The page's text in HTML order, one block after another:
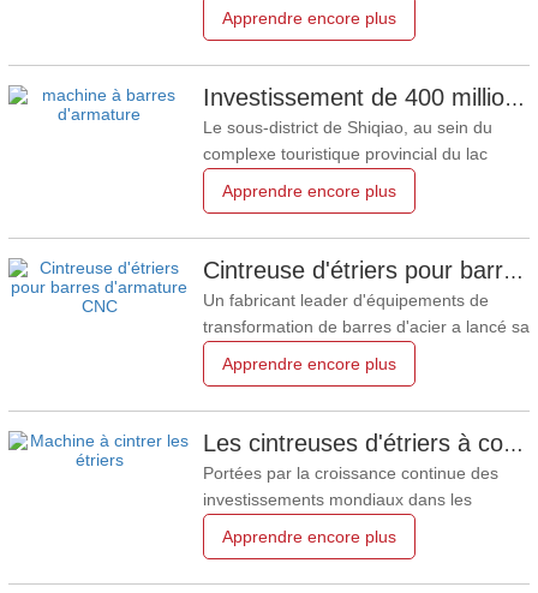
force et les contributions des femmes dans
Shandong Zhongji Luyuan Machinery Co.,
d'équipements haut de
Apprendre encore plus
Investissement de 400 millions de yuans dans la recherche et le développement et la fabrication d'équipements haut de gamme pour le traitement des barres d'armature
Le sous-district de Shiqiao, au sein du
complexe touristique provincial du lac
projet d'envergure, représentant un
yuans : la recherche et le développement
ainsi que la production d'équipements
intelligents de
Apprendre encore plus
Cintreuse d'étriers pour barres d'armature CNC : redéfinir la précision et l'efficacité dans le traitement mondial des armatures
Un fabricant leader d'équipements de
transformation de barres d'acier a lancé sa
performance. Cet appareil intelligent et
cintrage d'étriers ultra-précis et à haut
d'infrastructures et de
Apprendre encore plus
Les cintreuses d'étriers à commande numérique ouvrent la voie à une nouvelle révolution dans le traitement des armatures.
Portées par la croissance continue des
investissements mondiaux dans les
l'industrialisation du secteur de la
Apprendre encore plus